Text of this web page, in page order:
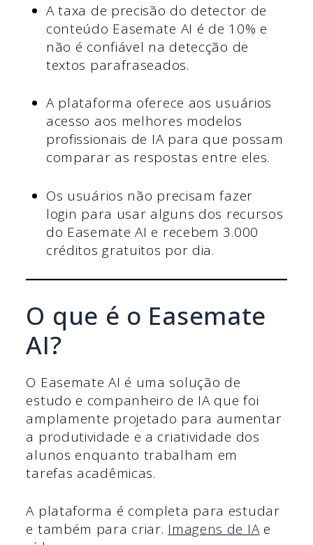
A taxa de precisão do detector de
conteúdo Easemate AI é de 10% e
não é confiável na detecção de
textos parafraseados.
A plataforma oferece aos usuários
acesso aos melhores modelos
profissionais de IA para que possam
comparar as respostas entre eles.
Os usuários não precisam fazer
login para usar alguns dos recursos
do Easemate AI e recebem 3.000
créditos gratuitos por dia.
O que é o Easemate
AI?
O Easemate AI é uma solução de
estudo e companheiro de IA que foi
amplamente projetado para aumentar
a produtividade e a criatividade dos
alunos enquanto trabalham em
tarefas acadêmicas.
A plataforma é completa para estudar
e também para criar. Imagens de IAe